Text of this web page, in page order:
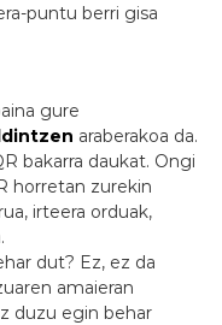
puntu berri gisa
gure
araberakoa da.
bakarra daukat. Ongi
horretan zurekin
irteera orduak,
dut? Ez, ez da
amaieran
duzu egin behar